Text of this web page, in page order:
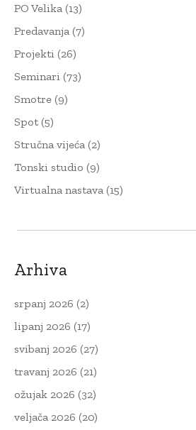
PO Velika (13)
Predavanja (7)
Projekti (26)
Seminari (73)
Smotre (9)
Spot(5)
Stručna vijeća (2)
Tonski studio (9)
Virtualna nastava (15)
Arhiva
srpanj 2026 (2)
lipanj 2026 (17)
svibanj 2026 (27)
travanj 2026 (21)
ožujak 2026 (32)
veljača 2026 (20)